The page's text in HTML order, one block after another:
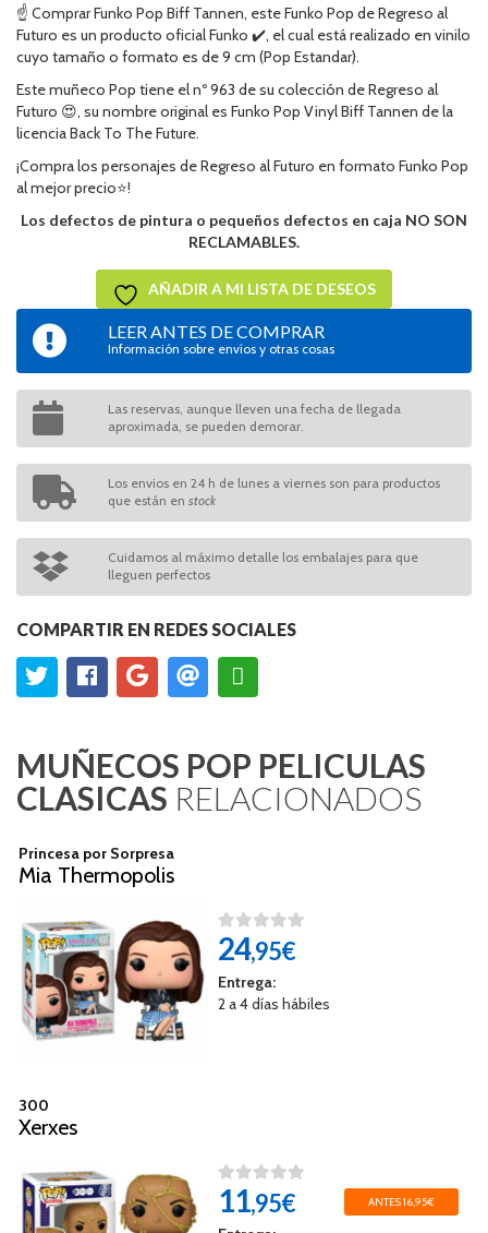
☝ Comprar Funko Pop Biff Tannen, este Funko Pop de Regreso al
Futuro es un producto oficial Funko ✔️, el cual está realizado en vinilo
cuyo tamaño o formato es de 9 cm (Pop Estandar).
Este muñeco Pop tiene el nº 963 de su colección de Regreso al
Futuro 😍, su nombre original es Funko Pop Vinyl Biff Tannen de la
licencia Back To The Future.
¡Compra los personajes de Regreso al Futuro en formato Funko Pop
al mejor precio⭐!
Los defectos de pintura o pequeños defectos en caja NO SON
RECLAMABLES.
AÑADIR A MI LISTA DE DESEOS
LEER ANTES DE COMPRAR
Información sobre envíos y otras cosas
Las reservas, aunque lleven una fecha de llegada
aproximada, se pueden demorar.
Los envios en 24 h de lunes a viernes son para productos
que están en stock
Cuidamos al máximo detalle los embalajes para que
lleguen perfectos
COMPARTIR EN REDES SOCIALES
MUÑECOS POP PELICULAS
CLASICAS RELACIONADOS
Princesa por Sorpresa
Mia Thermopolis
24,95€
Entrega:
2 a 4 días hábiles
300
Xerxes
11,95€ ANTES 16,95€